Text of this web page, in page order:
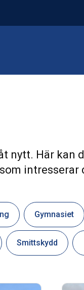
nytt. Här kan
intresserar
Gymnasiet
Smittskydd